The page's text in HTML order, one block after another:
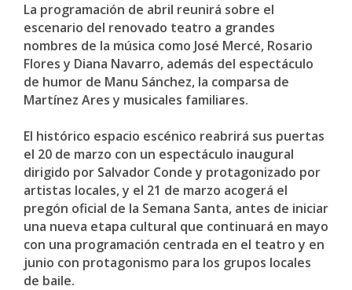
La programación de abril reunirá sobre el
escenario del renovado teatro a grandes
nombres de la música como José Mercé, Rosario
Flores y Diana Navarro, además del espectáculo
de humor de Manu Sánchez, la comparsa de
Martínez Ares y musicales familiares.
El histórico espacio escénico reabrirá sus puertas
el 20 de marzo con un espectáculo inaugural
dirigido por Salvador Conde y protagonizado por
artistas locales, y el 21 de marzo acogerá el
pregón oficial de la Semana Santa, antes de iniciar
una nueva etapa cultural que continuará en mayo
con una programación centrada en el teatro y en
junio con protagonismo para los grupos locales
de baile.